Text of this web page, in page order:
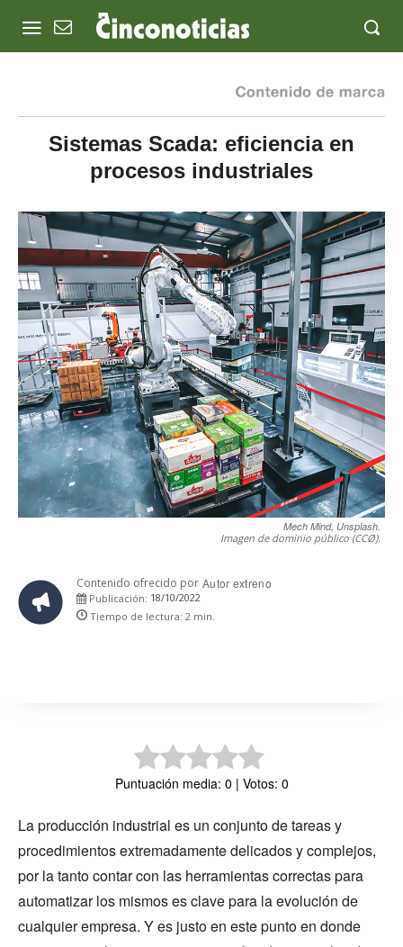
Sistemas Scada: eficiencia en
procesos industriales
Mech Mind, Unsplash.
Imagen de dominio público (CCØ).
Contenido ofrecido por Autor extreno
Publicación: 18/10/2022
Tiempo de lectura: 2 min.
Puntuación media: 0 | Votos: 0
La producción industrial es un conjunto de tareas y
procedimientos extremadamente delicados y complejos,
por la tanto contar con las herramientas correctas para
automatizar los mismos es clave para la evolución de
cualquier empresa. Y es justo en este punto en donde